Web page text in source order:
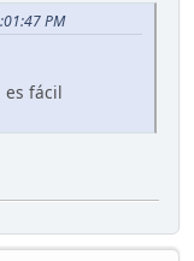
PM
es fácil